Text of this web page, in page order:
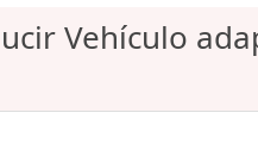
Vehículo